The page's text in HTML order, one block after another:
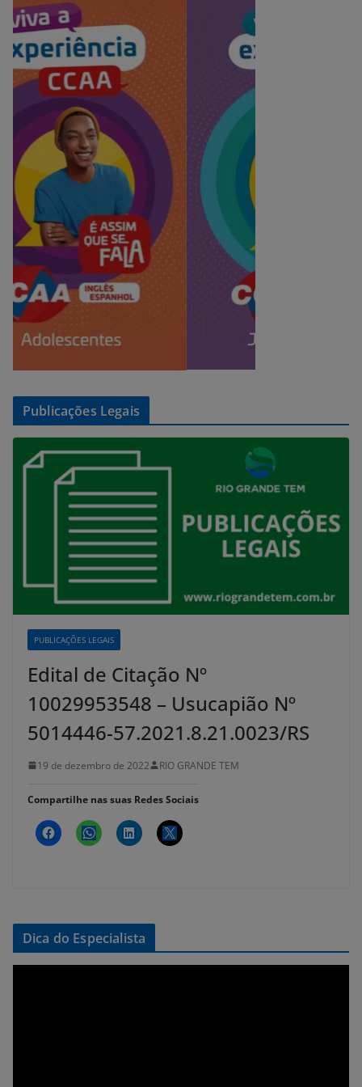
Publicações Legais
PUBLICAÇÕES LEGAIS
Edital de Citação Nº
10029953548 – Usucapião Nº
5014446-57.2021.8.21.0023/RS
19 de dezembro de 2022 RIO GRANDE TEM
Compartilhe nas suas Redes Sociais
Dica do Especialista